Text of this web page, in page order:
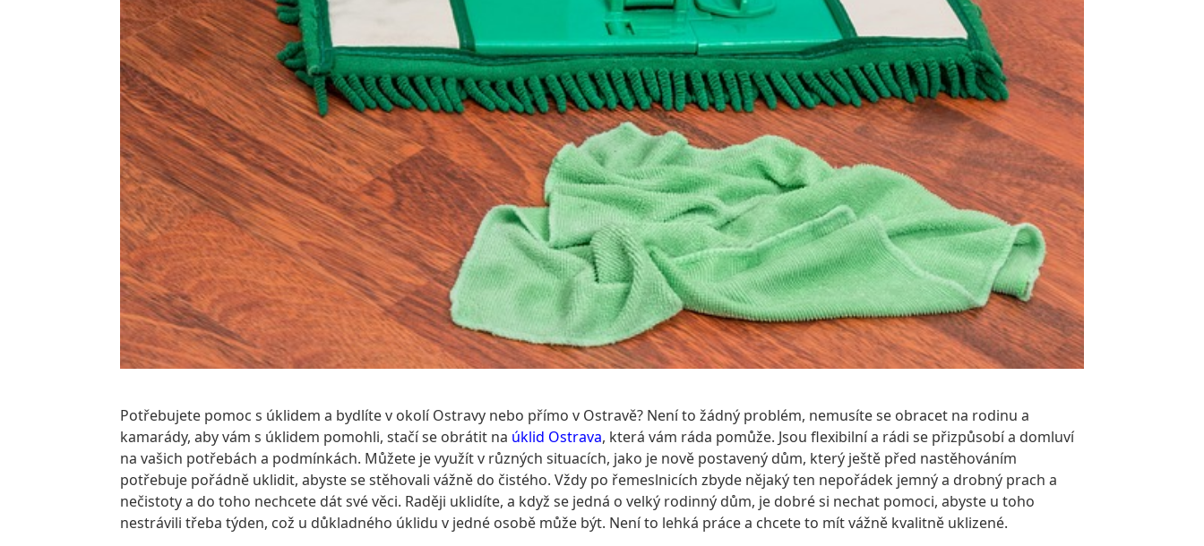
Potřebujete pomoc s úklidem a bydlíte v okolí Ostravy nebo přímo v Ostravě? Není to žádný problém, nemusíte se obracet na rodinu a
kamarády, aby vám s úklidem pomohli, stačí se obrátit na úklid Ostrava, která vám ráda pomůže. Jsou flexibilní a rádi se přizpůsobí a domluví
na vašich potřebách a podmínkách. Můžete je využít v různých situacích, jako je nově postavený dům, který ještě před nastěhováním
potřebuje pořádně uklidit, abyste se stěhovali vážně do čistého. Vždy po řemeslnicích zbyde nějaký ten nepořádek jemný a drobný prach a
nečistoty a do toho nechcete dát své věci. Raději uklidíte, a když se jedná o velký rodinný dům, je dobré si nechat pomoci, abyste u toho
nestrávili třeba týden, což u důkladného úklidu v jedné osobě může být. Není to lehká práce a chcete to mít vážně kvalitně uklizené.